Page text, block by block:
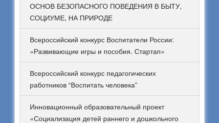
ОСНОВ БЕЗОПАСНОГО ПОВЕДЕНИЯ В БЫТУ,
СОЦИУМЕ, НА ПРИРОДЕ
Всероссийский конкурс Воспитатели России:
«Развивающие игры и пособия. Стартап»
Всероссийский конкурс педагогических
работников “Воспитать человека”
Инновационный образовательный проект
«Социализация детей раннего и дошкольного